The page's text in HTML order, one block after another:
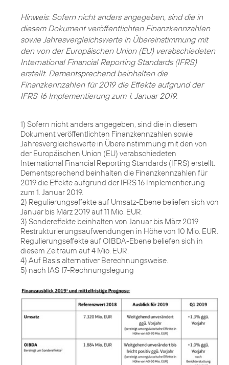
Hinweis: Sofern nicht anders angegeben, sind die in
diesem Dokument veröffentlichten Finanzkennzahlen
sowie Jahresvergleichswerte in Übereinstimmung mit
den von der Europäischen Union (EU) verabschiedeten
International Financial Reporting Standards (IFRS)
erstellt. Dementsprechend beinhalten die
Finanzkennzahlen für 2019 die Effekte aufgrund der
IFRS 16 Implementierung zum 1. Januar 2019.
1) Sofern nicht anders angegeben, sind die in diesem
Dokument veröffentlichten Finanzkennzahlen sowie
Jahresvergleichswerte in Übereinstimmung mit den von
der Europäischen Union (EU) verabschiedeten
International Financial Reporting Standards (IFRS) erstellt.
Dementsprechend beinhalten die Finanzkennzahlen für
2019 die Effekte aufgrund der IFRS 16 Implementierung
zum 1. Januar 2019.
2) Regulierungseffekte auf Umsatz-Ebene beliefen sich von
Januar bis März 2019 auf 11 Mio. EUR.
3) Sondereffekte beinhalten von Januar bis März 2019
Restrukturierungsaufwendungen in Höhe von 10 Mio. EUR.
Regulierungseffekte auf OIBDA-Ebene beliefen sich in
diesem Zeitraum auf 4 Mio. EUR.
4) Auf Basis alternativer Berechnungsweise.
5) nach IAS 17-Rechnungslegung